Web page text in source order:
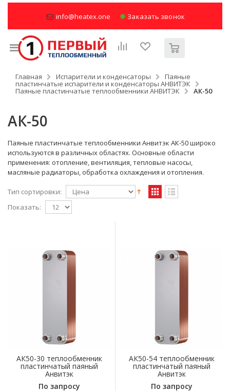
info@heatex.one Заказать звонок
Главная Испарители и конденсаторы Паяные
пластинчатые испарители и конденсаторы АНВИТЭК
Паяные пластинчатые теплообменники АНВИТЭК АК-50
АК-50
Паяные пластинчатые теплообменники Анвитэк АК-50 широко
используются в различных областях. Основные области
применения: отопление, вентиляция, тепловые насосы,
масляные радиаторы, обработка охлаждения и отопления.
Тип сортировки:
Показать:
АК50-30 теплообменник
пластинчатый паяный
Анвитэк
По запросу
АК50-54 теплообменник
пластинчатый паяный
Анвитэк
По запросу